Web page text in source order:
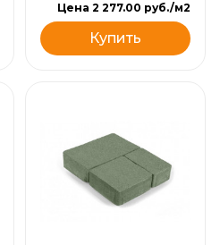
Цена 2 277.00 руб./м2
Купить